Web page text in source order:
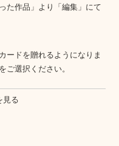
た作品」より「編集」にて
ードを贈れるようになりま
ご選択ください。
見る